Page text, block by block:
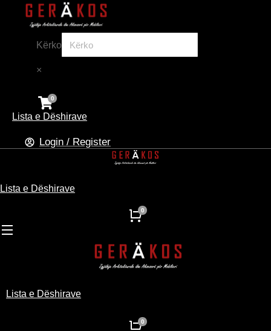
Kërko
×
Lista e Dëshirave
Login / Register
Lista e Dëshirave
Lista e Dëshirave